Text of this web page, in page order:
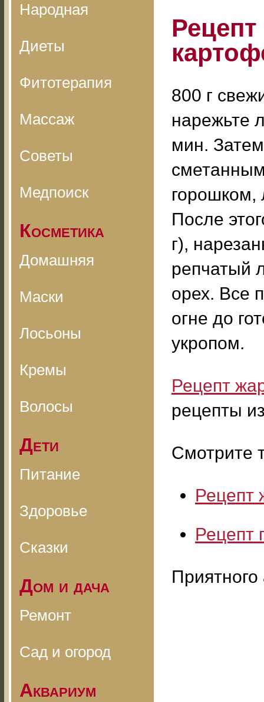
Народная
Диеты
Фитотерапия
Массаж
Советы
Медпоиск
Косметика
Домашняя
Маски
Лосьоны
Кремы
Волосы
Дети
Питание
Здоровье
Сказки
Дом и дача
Ремонт
Сад и огород
Аквариум
800 г
нарежьте
мин.
горошком,
После
г),
репчатый
орех. Все
огне до
укропом.
Рецепт
рецепты
Смотрите
Рецепт
Рецепт
Приятного